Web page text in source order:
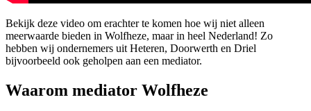
Bekijk deze video om erachter te komen hoe wij niet alleen
meerwaarde bieden in Wolfheze, maar in heel Nederland! Zo
hebben wij ondernemers uit Heteren, Doorwerth en Driel
bijvoorbeeld ook geholpen aan een mediator.
Waarom mediator Wolfheze